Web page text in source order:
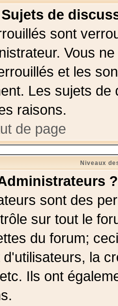
de
sont
Vous
et les
Les sujets
raisons.
de page
Niveaux
?
sont des
sur tout le
du forum;
la
Ils ont